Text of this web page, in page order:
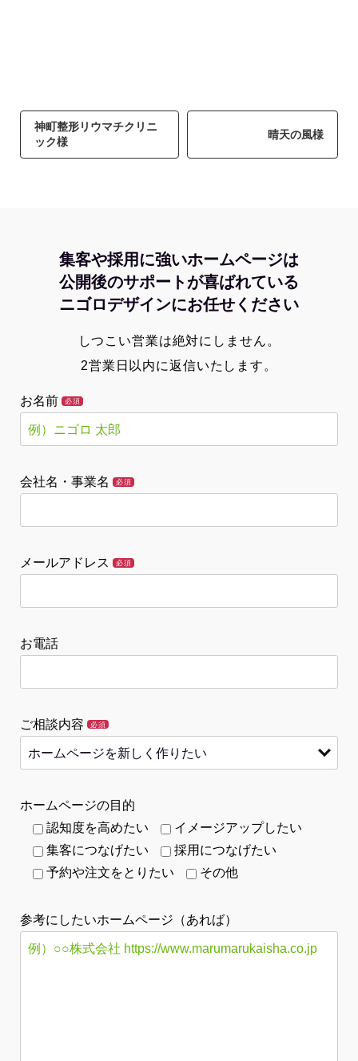
神町整形リウマチクリニ
ック様
晴天の風様
集客や採用に強いホームページは
公開後のサポートが喜ばれている
ニゴロデザインにお任せください
しつこい営業は絶対にしません。
2営業日以内に返信いたします。
お名前 必須
会社名・事業名 必須
メールアドレス 必須
お電話
ご相談内容 必須
ホームページの目的
認知度を高めたい
イメージアップしたい
集客につなげたい
採用につなげたい
予約や注文をとりたい
その他
参考にしたいホームページ（あれば）